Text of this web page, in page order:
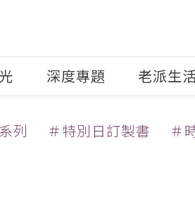
深度專題 老派生
列 ＃特別日訂製書 ＃